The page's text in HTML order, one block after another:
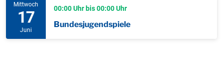
Mittwoch
17
Juni
00:00 Uhr bis 00:00 Uhr
Bundesjugendspiele